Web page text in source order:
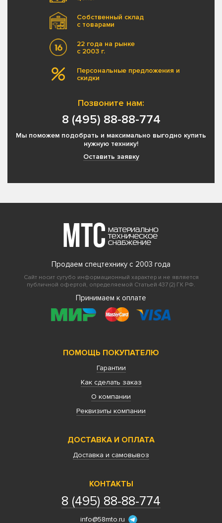
Собственный склад
с товарами
22 года на рынке
с 2003 г.
Персональные предложения и
скидки
Позвоните нам:
8 (495) 88-88-774
Мы поможем подобрать и максимально выгодно купить
нужную технику!
Оставить заявку
Продаем спецтехнику с 2003 года
Сайт носит сугубо информационный характер и не является
публичной офертой, определяемой Статьей 437 (2) ГК РФ.
Принимаем к оплате
ПОМОЩЬ ПОКУПАТЕЛЮ
Гарантии
Как сделать заказ
О компании
Реквизиты компании
ДОСТАВКА И ОПЛАТА
Доставка и самовывоз
КОНТАКТЫ
8 (495) 88-88-774
info@58mto.ru